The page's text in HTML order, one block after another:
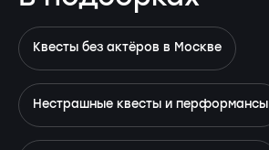
Квесты без актёров в Москве
Нестрашные квесты и перформансы